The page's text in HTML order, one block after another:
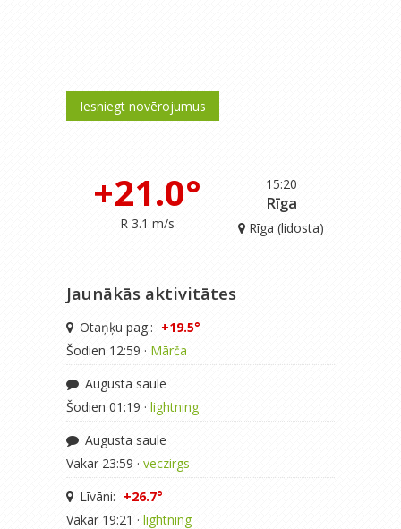
Iesniegt novērojumus
15:20
+21.0°
R 3.1 m/s
Rīga
Rīga (lidosta)
Jaunākās aktivitātes
Otaņķu pag.: +19.5°
Šodien 12:59 · Mārča
Augusta saule
Šodien 01:19 · lightning
Augusta saule
Vakar 23:59 · veczirgs
Līvāni: +26.7°
Vakar 19:21 · lightning